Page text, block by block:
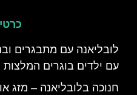
לובליאנה עם מתבגרים
עם ילדים בוגרים המלצות
חנוכה בלובליאנה – מזג